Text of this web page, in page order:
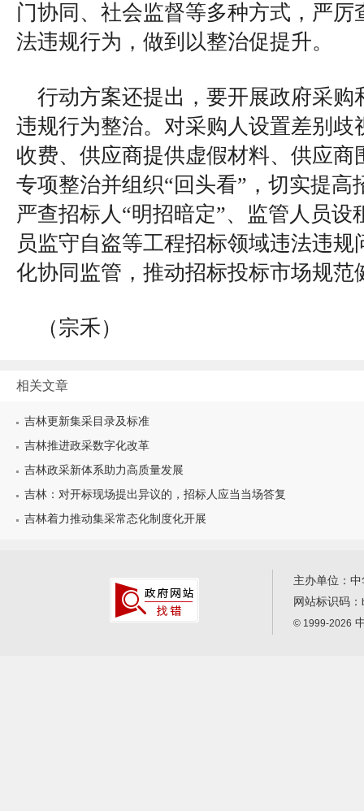
门协同、社会监督等多种方式，严厉
法违规行为，做到以整治促提升。
行动方案还提出，要开展政府采购
违规行为整治。对采购人设置差别歧
收费、供应商提供虚假材料、供应商
专项整治并组织“回头看”，切实提高
严查招标人“明招暗定”、监管人员设
员监守自盗等工程招标领域违法违
化协同监管，推动招标投标市场规范
（宗禾）
相关文章
吉林更新集采目录及标准
吉林推进政采数字化改革
吉林政采新体系助力高质量发展
吉林：对开标现场提出异议的，招标人应当当场答复
吉林着力推动集采常态化制度化开展
主办单位：
网站标识码：
© 1999-2026